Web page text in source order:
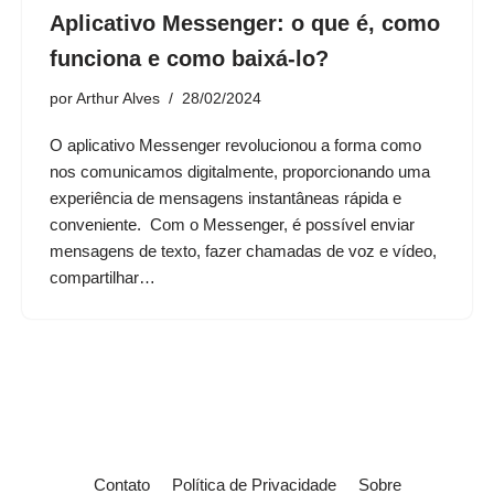
Aplicativo Messenger: o que é, como
funciona e como baixá-lo?
por Arthur Alves 28/02/2024
O aplicativo Messenger revolucionou a forma como
nos comunicamos digitalmente, proporcionando uma
experiência de mensagens instantâneas rápida e
conveniente. Com o Messenger, é possível enviar
mensagens de texto, fazer chamadas de voz e vídeo,
compartilhar…
Contato Política de Privacidade Sobre